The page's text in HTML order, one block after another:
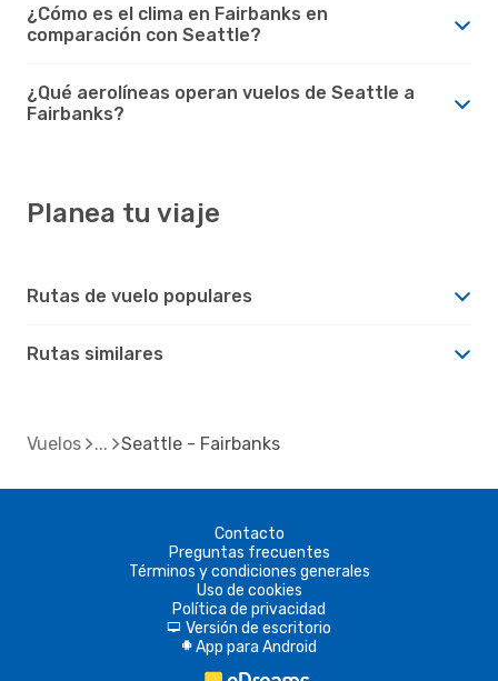
¿Cómo es el clima en Fairbanks en
comparación con Seattle?
¿Qué aerolíneas operan vuelos de Seattle a
Fairbanks?
Planea tu viaje
Rutas de vuelo populares
Rutas similares
Vuelos Seattle - Fairbanks
Contacto
Preguntas frecuentes
Términos y condiciones generales
Uso de cookies
Política de privacidad
d Versión de escritorio
A App para Android